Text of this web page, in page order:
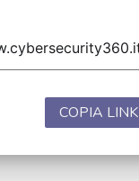
COPIA LINK